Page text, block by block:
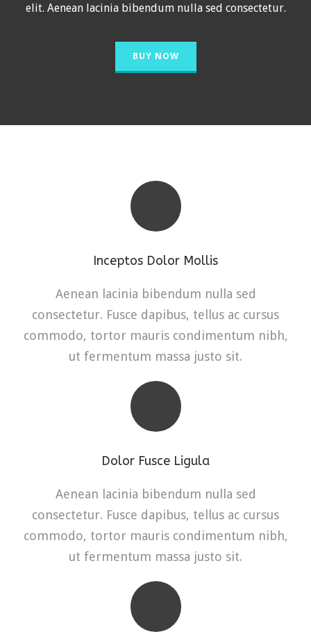
elit. Aenean lacinia bibendum nulla sed consectetur.
BUY NOW
Inceptos Dolor Mollis
Aenean lacinia bibendum nulla sed
consectetur. Fusce dapibus, tellus ac cursus
commodo, tortor mauris condimentum nibh,
ut fermentum massa justo sit.
Dolor Fusce Ligula
Aenean lacinia bibendum nulla sed
consectetur. Fusce dapibus, tellus ac cursus
commodo, tortor mauris condimentum nibh,
ut fermentum massa justo sit.